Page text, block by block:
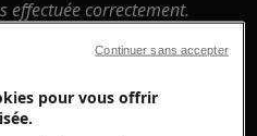
effectuée correctement.
assembler le joint de
bas du joint pour le
pour vous offrir
Continuer sans accepter